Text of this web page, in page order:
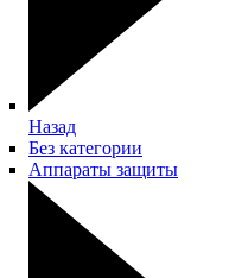
Назад
Без категории
Аппараты защиты